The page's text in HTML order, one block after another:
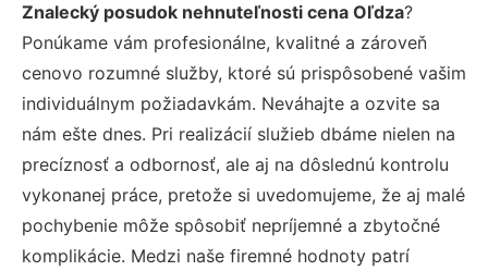
Znalecký posudok nehnuteľnosti cena Oľdza?
Ponúkame vám profesionálne, kvalitné a zároveň
cenovo rozumné služby, ktoré sú prispôsobené vašim
individuálnym požiadavkám. Neváhajte a ozvite sa
nám ešte dnes. Pri realizácií služieb dbáme nielen na
precíznosť a odbornosť, ale aj na dôslednú kontrolu
vykonanej práce, pretože si uvedomujeme, že aj malé
pochybenie môže spôsobiť nepríjemné a zbytočné
komplikácie. Medzi naše firemné hodnoty patrí